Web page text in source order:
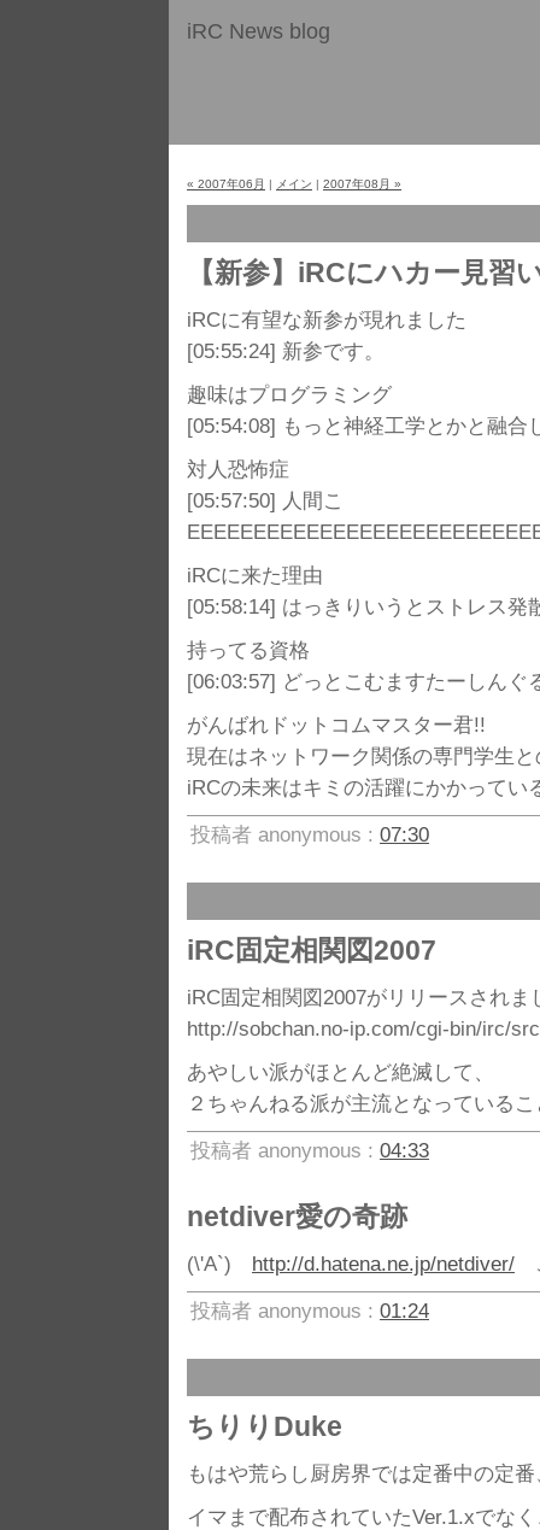
iRC News blog
« 2007年06月 | メイン | 2007年08月 »
【新参】iRCにハカー見習
iRCに有望な新参が現れました
[05:55:24] 新参です。
趣味はプログラミング
[05:54:08] もっと神経工学とかと融合
対人恐怖症
[05:57:50] 人間こ
iRCに来た理由
[05:58:14] はっきりいうとストレス発
持ってる資格
[06:03:57] どっとこむますたーしんぐ
がんばれドットコムマスター君!!
現在はネットワーク関係の専門学生
iRCの未来はキミの活躍にかかってい
投稿者 anonymous : 07:30
iRC固定相関図2007
iRC固定相関図2007がリリースされま
http://sobchan.no-ip.com/cgi-bin/irc/
あやしい派がほとんど絶滅して、
２ちゃんねる派が主流となっている
投稿者 anonymous : 04:33
netdiver愛の奇跡
(\'A`) http://d.hatena.ne.jp/netdiver/
投稿者 anonymous : 01:24
ちりりDuke
もはや荒らし厨房界では定番中の定
イマまで配布されていたVer.1.xでな